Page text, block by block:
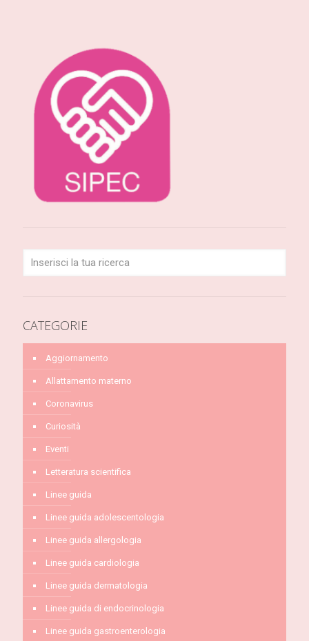
CATEGORIE
Aggiornamento
Allattamento materno
Coronavirus
Curiosità
Eventi
Letteratura scientifica
Linee guida
Linee guida adolescentologia
Linee guida allergologia
Linee guida cardiologia
Linee guida dermatologia
Linee guida di endocrinologia
Linee guida gastroenterologia